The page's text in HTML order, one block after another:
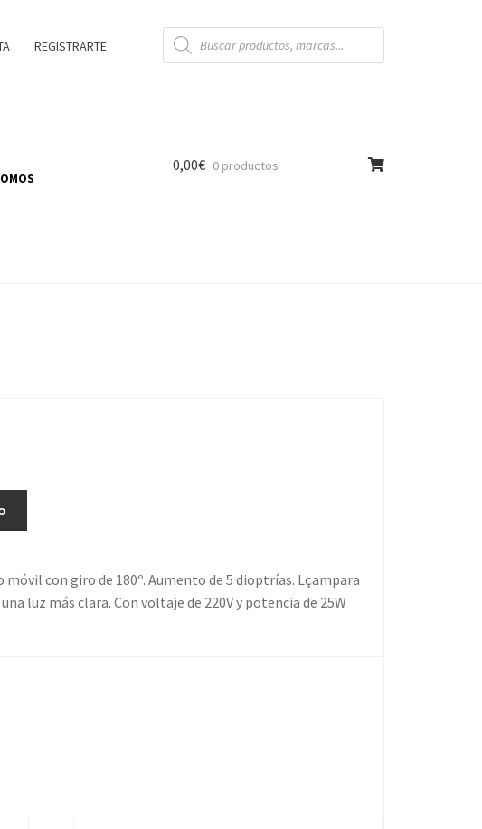
REGISTRARTE
Búsqueda
de
productos
0,00€ 0 productos
con giro de 180º. Aumento de 5 dioptrías. Lçampara
luz más clara. Con voltaje de 220V y potencia de 25W